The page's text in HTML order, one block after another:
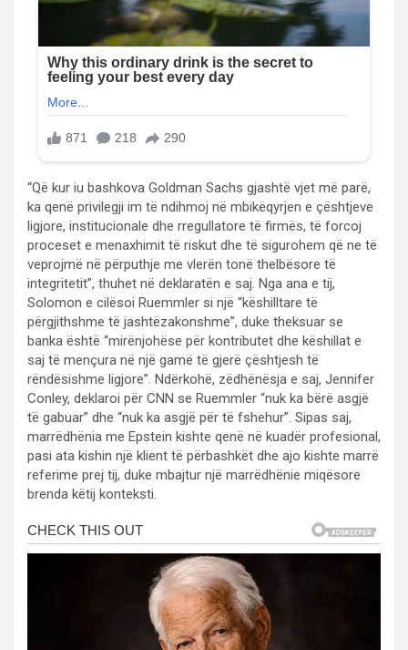
“Që kur iu bashkova Goldman Sachs gjashtë vjet më parë,
ka qenë privilegji im të ndihmoj në mbikëqyrjen e çështjeve
ligjore, institucionale dhe rregullatore të firmës, të forcoj
proceset e menaxhimit të riskut dhe të sigurohem që ne të
veprojmë në përputhje me vlerën tonë thelbësore të
integritetit”, thuhet në deklaratën e saj. Nga ana e tij,
Solomon e cilësoi Ruemmler si një “këshilltare të
përgjithshme të jashtëzakonshme”, duke theksuar se
banka është “mirënjohëse për kontributet dhe këshillat e
saj të mençura në një gamë të gjerë çështjesh të
rëndësishme ligjore”. Ndërkohë, zëdhënësja e saj, Jennifer
Conley, deklaroi për CNN se Ruemmler “nuk ka bërë asgjë
të gabuar” dhe “nuk ka asgjë për të fshehur”. Sipas saj,
marrëdhënia me Epstein kishte qenë në kuadër profesional,
pasi ata kishin një klient të përbashkët dhe ajo kishte marrë
referime prej tij, duke mbajtur një marrëdhënie miqësore
brenda këtij konteksti.